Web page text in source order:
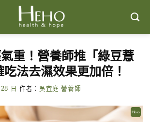
重！營養師推「綠豆薏
法去濕效果更加倍！
日 作者： 吳宜庭 營養師